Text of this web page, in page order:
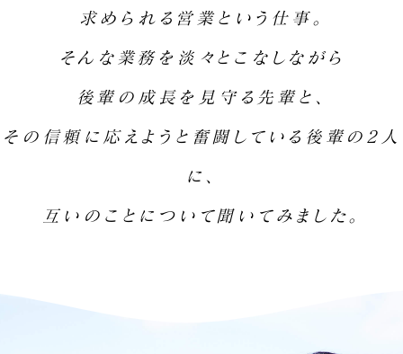
求められる営業という仕事。
そんな業務を淡々とこなしながら
後輩の成長を見守る先輩と、
その信頼に応えようと奮闘している後輩の2人
に、
互いのことについて聞いてみました。